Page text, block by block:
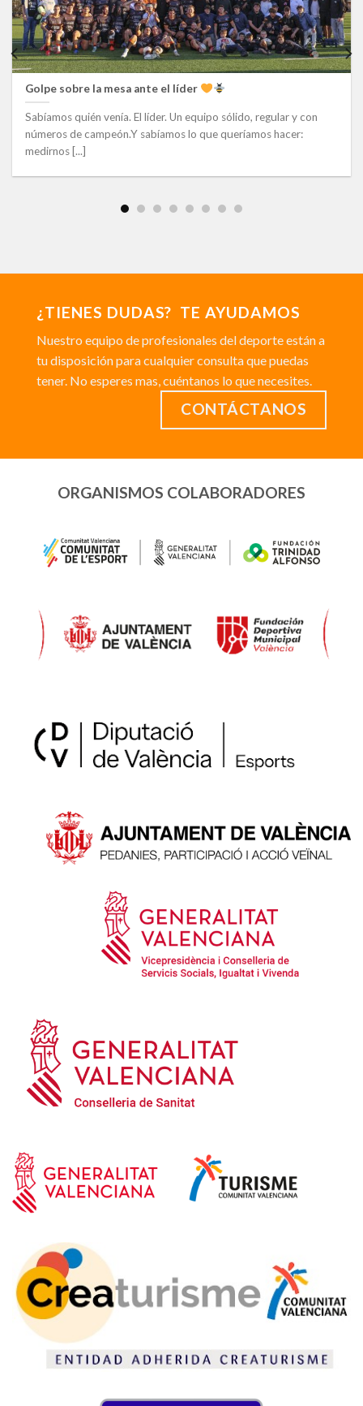
Golpe sobre la mesa ante el líder
Sabíamos quién venía. El líder. Un equipo sólido, regular y con
números de campeón.Y sabíamos lo que queríamos hacer:
medirnos [...]
¿TIENES DUDAS? TE AYUDAMOS
Nuestro equipo de profesionales del deporte están a
tu disposición para cualquier consulta que puedas
tener. No esperes mas, cuéntanos lo que necesites.
CONTÁCTANOS
ORGANISMOS COLABORADORES